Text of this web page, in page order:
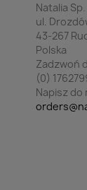
Natalia
ul.
43-267
Polska
Zadzwoń
(0)
Napisz do